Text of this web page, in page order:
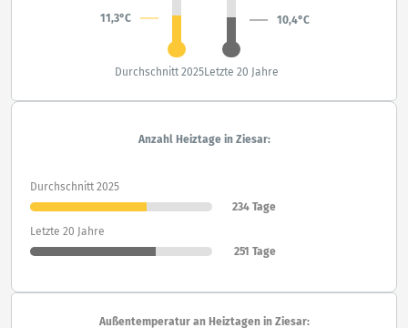
11,3°C 10,4°C
Durchschnitt 2025Letzte 20 Jahre
Anzahl Heiztage in Ziesar:
Durchschnitt 2025
234 Tage
Letzte 20 Jahre
251 Tage
Außentemperatur an Heiztagen in Ziesar: